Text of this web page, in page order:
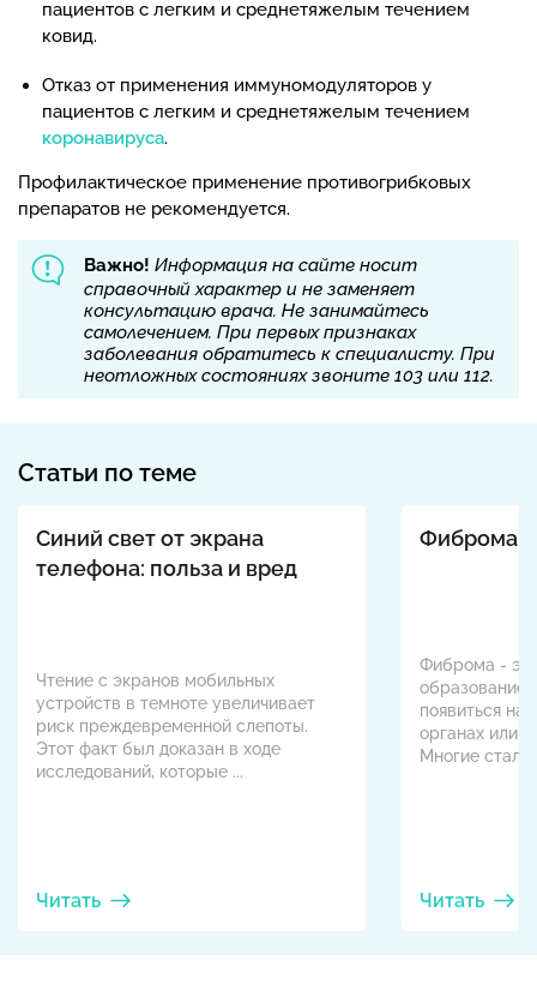
пациентов с легким и среднетяжелым течением
ковид.
Отказ от применения иммуномодуляторов у
пациентов с легким и среднетяжелым течением
коронавируса.
Профилактическое применение противогрибковых
препаратов не рекомендуется.
Важно! Информация на сайте носит
справочный характер и не заменяет
консультацию врача. Не занимайтесь
самолечением. При первых признаках
заболевания обратитесь к специалисту. При
неотложных состояниях звоните 103 или 112.
Статьи по теме
Синий свет от экрана
телефона: польза и вред
Чтение с экранов мобильных
устройств в темноте увеличивает
риск преждевременной слепоты.
Этот факт был доказан в ходе
исследований, которые ...
Читать
Фиброма
Фиброма -
образование,
появиться на
органах или
Многие
Читать